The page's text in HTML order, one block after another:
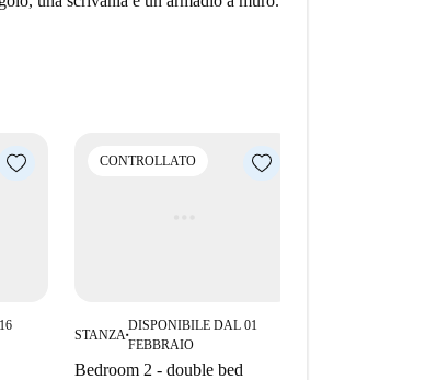
CONTROLLATO
STANZA ■
DISPONIBILE DAL 01
FEBBRAIO
Bedroom 2 - double bed